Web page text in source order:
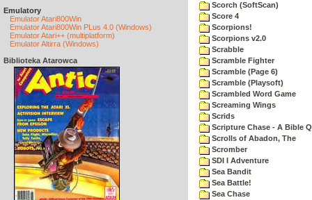
Emulatory
Emulator Atari800Win
Emulator Atari800Win PLus 4.0 (Windows)
Emulator Atari++ (multiplatform)
Emulator Altirra (Windows)
Biblioteka Atarowca
Scorch (SoftScan)
Score 4
Scorpions!
Scorpions v2.0
Scrabble
Scramble Fighter
Scramble (Page 6)
Scramble (Playsoft)
Scrambled Word Game
Screaming Wings
Scrids
Scripture Chase - A Bible
Scrolls of Abadon, The
Scromber
SDI I Adventure
Sea Bandit
Sea Battle!
Sea Chase